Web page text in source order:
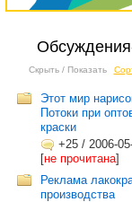
Скрыть / Показать
Этот мир
Потоки при
краски
+25 / 2006-
[не прочитана]
Реклама
производства